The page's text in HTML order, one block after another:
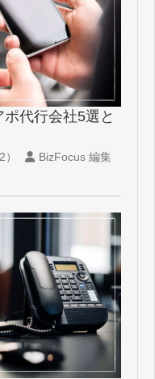
ポ代行会社5選と
）
BizFocus 編集